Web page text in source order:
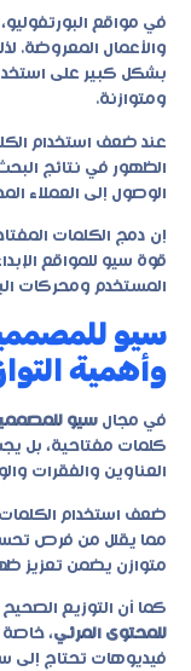
في مواقع
والأعمال المعروضة.
بشكل كبير على
ومتوازنة.
عند ضعف استخدام
الظهور في نتائج
الوصول إلى العملاء
إن دمج الكلمات
قوة سيو للمواقع
المستخدم ومحركات
سيو
وأهمية
في مجال سيو
كلمات مفتاحية، بل
العناوين والفقرات
ضعف استخدام
مما يقلل من فرص
متوازن يضمن تعزيز
كما أن التوزيع
للمحتوى المرئي،
فيديوهات تحتاج إلى